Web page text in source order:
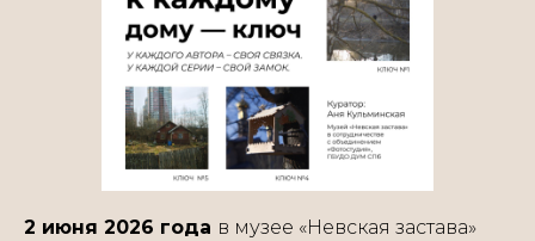
2 июня 2026 года в музее «Невская застава»